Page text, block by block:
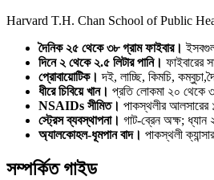
Harvard T.H. Chan School of Public
দৈনিক ২৫ থেকে ৩৮ গ্রাম ফাইবার।
দিনে ২ থেকে ২.৫ লিটার পানি। ফাইবারের
প্রোবায়োটিক। দই, লাচ্ছি, কিমচি,
ধীরে চিবিয়ে খান। প্রতি লোকমা ২০ থেকে
NSAIDs সীমিত। পাকস্থলীর আলসারের
স্ট্রেস ব্যবস্থাপনা। গাট-ব্রেন অক্ষ;
অ্যালকোহল-ধূমপান বাদ। পাকস্থলী
সম্পর্কিত গাইড